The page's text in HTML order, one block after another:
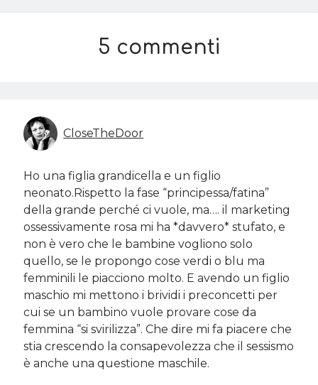
5 commenti
CloseTheDoor
Ho una figlia grandicella e un figlio
neonato.Rispetto la fase “principessa/fatina”
della grande perché ci vuole, ma…. il marketing
ossessivamente rosa mi ha *davvero* stufato, e
non è vero che le bambine vogliono solo
quello, se le propongo cose verdi o blu ma
femminili le piacciono molto. E avendo un figlio
maschio mi mettono i brividi i preconcetti per
cui se un bambino vuole provare cose da
femmina “si svirilizza”. Che dire mi fa piacere che
stia crescendo la consapevolezza che il sessismo
è anche una questione maschile.